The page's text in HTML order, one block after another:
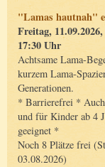
"Lamas hautnah"
Freitag,
17:30 Uhr
Achtsame Lama-
kurzem Lama-
Generationen.
* Barrierefrei *
und für Kinder ab 4
geeignet *
Noch 8 Plätze frei
03.08.2026)